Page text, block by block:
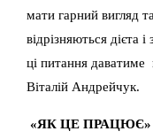
мати гарний вигляд
відрізняються дієта
ці питання даватиме
Віталій Андрейчук.
«ЯК ЦЕ